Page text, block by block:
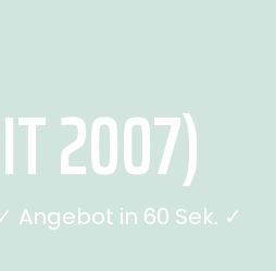
2007)
Angebot in 60 Sek. ✓